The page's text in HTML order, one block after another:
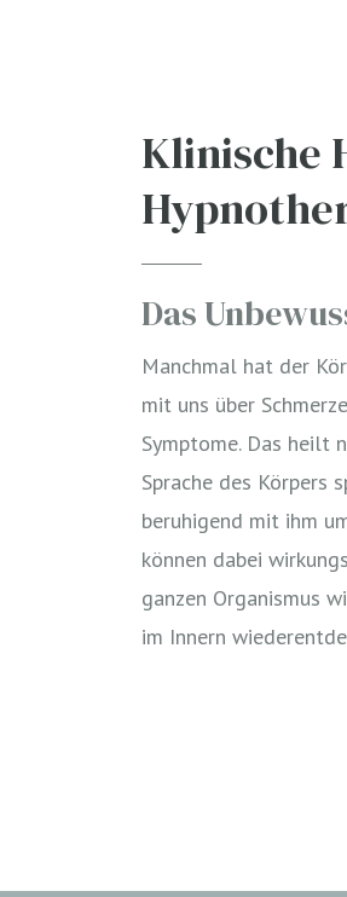
Klinische
Das
Manchmal hat der
mit uns über
Symptome. Das heilt
Sprache des Körpers
beruhigend mit ihm
können dabei
ganzen Organismus
im Innern